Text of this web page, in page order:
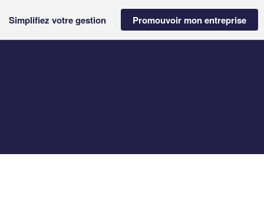
Simplifiez votre gestion Promouvoir mon entreprise